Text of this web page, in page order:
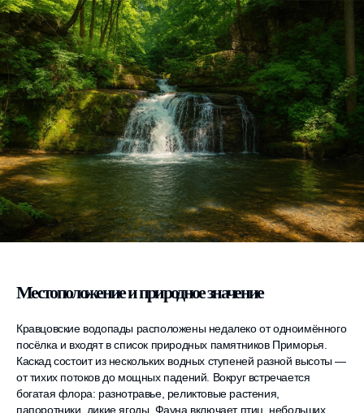
Местоположение и природное значение
Кравцовские водопады расположены недалеко от одноимённого
посёлка и входят в список природных памятников Приморья.
Каскад состоит из нескольких водных ступеней разной высоты —
от тихих потоков до мощных падений. Вокруг встречается
богатая флора: разнотравье, реликтовые растения,
папоротники, дикие ягоды. Фауна включает птиц, небольших